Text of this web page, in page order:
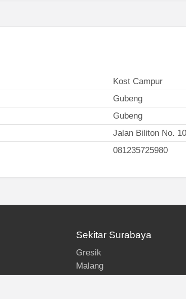
Kost Campur
Gubeng
Gubeng
Jalan Biliton No. 10
081235725980
Sekitar Surabaya
Gresik
Malang